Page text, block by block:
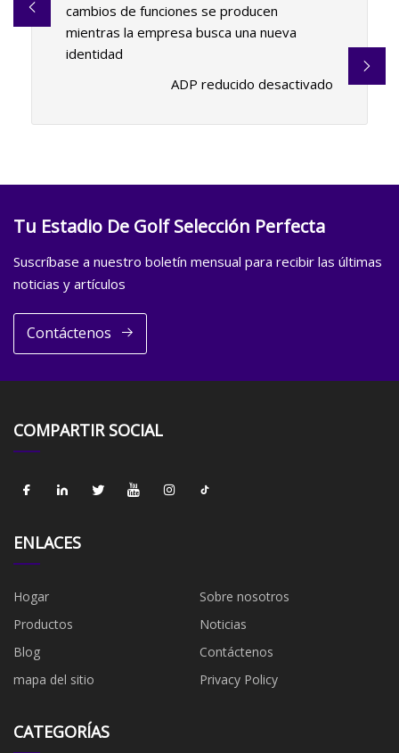
cambios de funciones se producen
mientras la empresa busca una nueva
identidad
ADP reducido desactivado
Tu Estadio De Golf Selección Perfecta
Suscríbase a nuestro boletín mensual para recibir las últimas
noticias y artículos
Contáctenos
COMPARTIR SOCIAL
ENLACES
Hogar
Sobre nosotros
Productos
Noticias
Blog
Contáctenos
mapa del sitio
Privacy Policy
CATEGORÍAS